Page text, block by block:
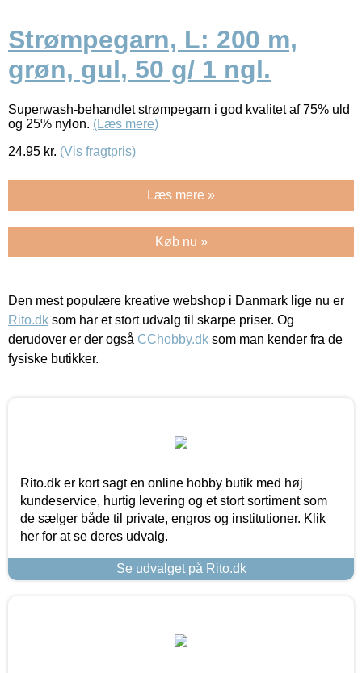
Strømpegarn, L: 200 m,
grøn, gul, 50 g/ 1 ngl.
Superwash-behandlet strømpegarn i god kvalitet af 75% uld
og 25% nylon. (Læs mere)
24.95 kr. (Vis fragtpris)
Læs mere »
Køb nu »
Den mest populære kreative webshop i Danmark lige nu er
Rito.dk som har et stort udvalg til skarpe priser. Og
derudover er der også CChobby.dk som man kender fra de
fysiske butikker.
Rito.dk er kort sagt en online hobby butik med høj
kundeservice, hurtig levering og et stort sortiment som
de sælger både til private, engros og institutioner. Klik
her for at se deres udvalg.
Se udvalget på Rito.dk